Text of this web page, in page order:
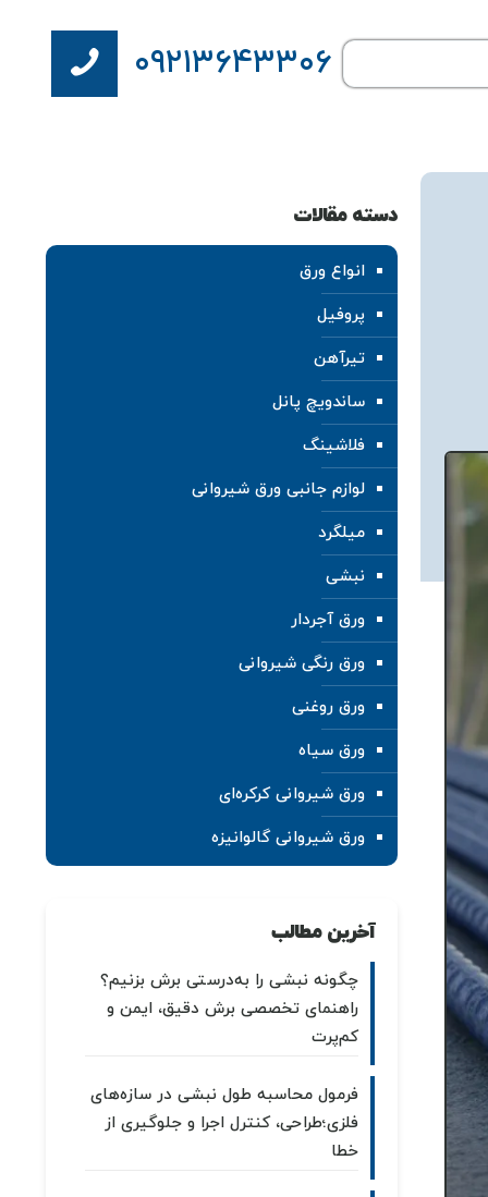
۰۹۲۱۳۶۴۳۳۰۶
دسته مقالات
انواع ورق
پروفیل
تیرآهن
ساندویچ پانل
فلاشینگ
لوازم جانبی ورق شیروانی
میلگرد
نبشی
ورق آجردار
ورق رنگی شیروانی
ورق روغنی
ورق سیاه
ورق شیروانی کرکره‌ای
ورق شیروانی گالوانیزه
آخرین مطالب
چگونه نبشی را به‌درستی برش بزنیم؟
راهنمای تخصصی برش دقیق، ایمن و
کم‌پرت
فرمول محاسبه طول نبشی در سازه‌های
فلزی؛طراحی، کنترل اجرا و جلوگیری از
خطا